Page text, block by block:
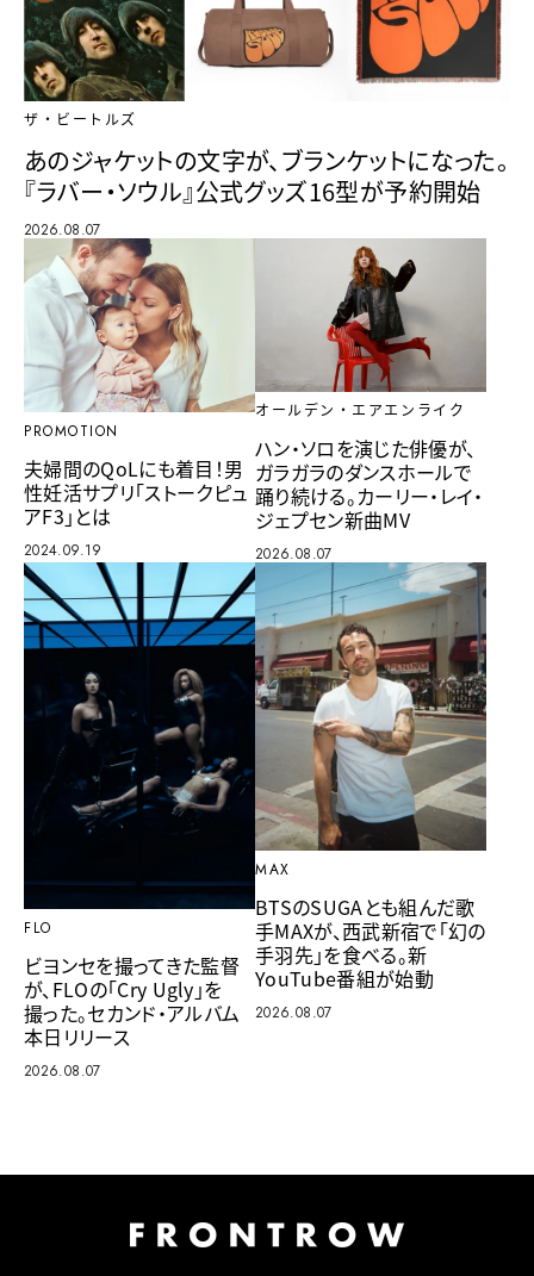
ザ・ビートルズ
あのジャケットの文字が、ブランケットになった。
『ラバー・ソウル』公式グッズ16型が予約開始
2026.08.07
PROMOTION
夫婦間のQoLにも着目！男
性妊活サプリ「ストークピュ
アF3」とは
2024.09.19
オールデン・エアエンライク
ハン・ソロを演じた俳優が、
ガラガラのダンスホールで
踊り続ける。カーリー・レイ・
ジェプセン新曲MV
2026.08.07
FLO
ビヨンセを撮ってきた監督
が、FLOの「Cry Ugly」を
撮った。セカンド・アルバム
本日リリース
2026.08.07
MAX
BTSのSUGAとも組んだ歌
手MAXが、西武新宿で「幻の
手羽先」を食べる。新
YouTube番組が始動
2026.08.07